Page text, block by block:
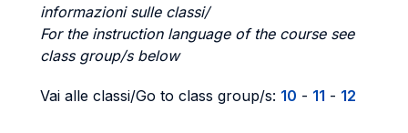
informazioni sulle classi/
For the instruction language of the course see
class group/s below
Vai alle classi/Go to class group/s: 10 - 11 - 12